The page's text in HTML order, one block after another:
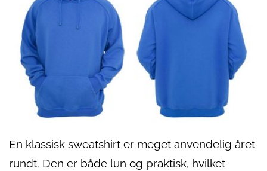
En klassisk sweatshirt er meget anvendelig året
rundt. Den er både lun og praktisk, hvilket